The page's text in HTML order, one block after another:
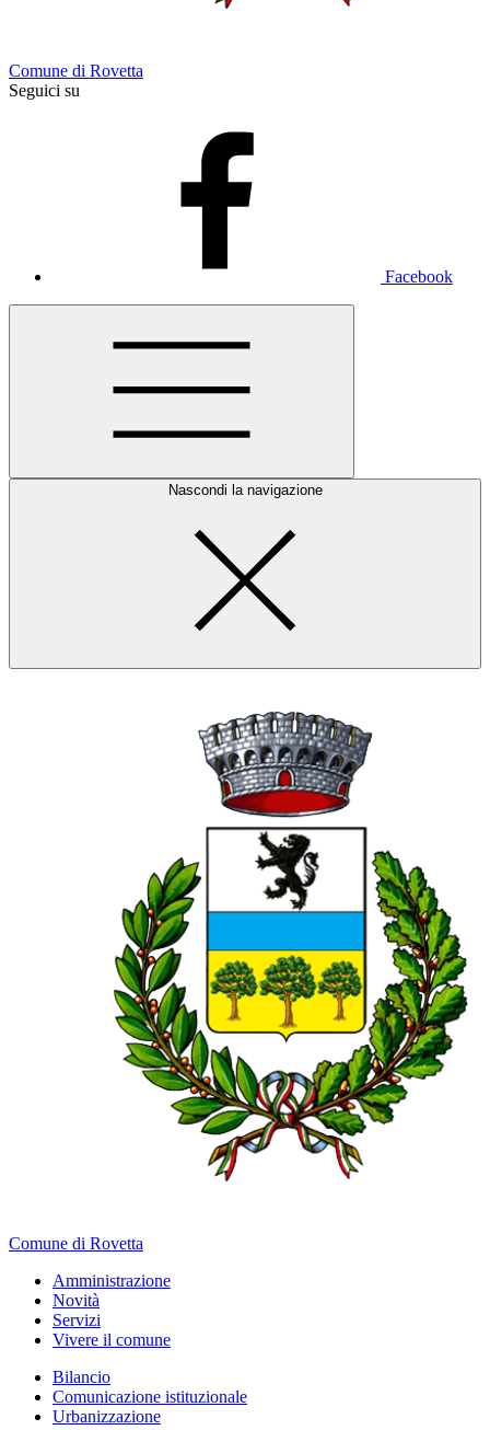
Comune di Rovetta
Seguici su
Facebook
Nascondi la navigazione
Comune di Rovetta
Amministrazione
Novità
Servizi
Vivere il comune
Bilancio
Comunicazione istituzionale
Urbanizzazione